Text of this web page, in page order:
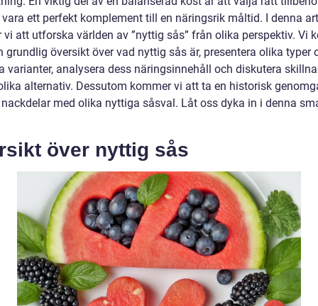
ett perfekt komplement till en näringsrik måltid. I denna
vi att utforska världen av ”nyttig sås” från olika perspektiv. Vi
grundlig översikt över vad nyttig sås är, presentera olika typer
varianter, analysera dess näringsinnehåll och diskutera
alternativ. Dessutom kommer vi att ta en historisk
med olika nyttiga såsval. Låt oss dyka in i denna
över nyttig sås